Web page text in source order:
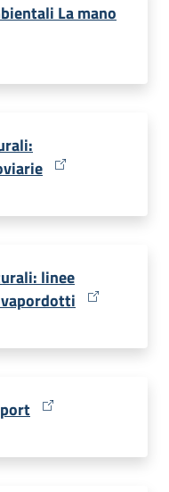
La mano
linee